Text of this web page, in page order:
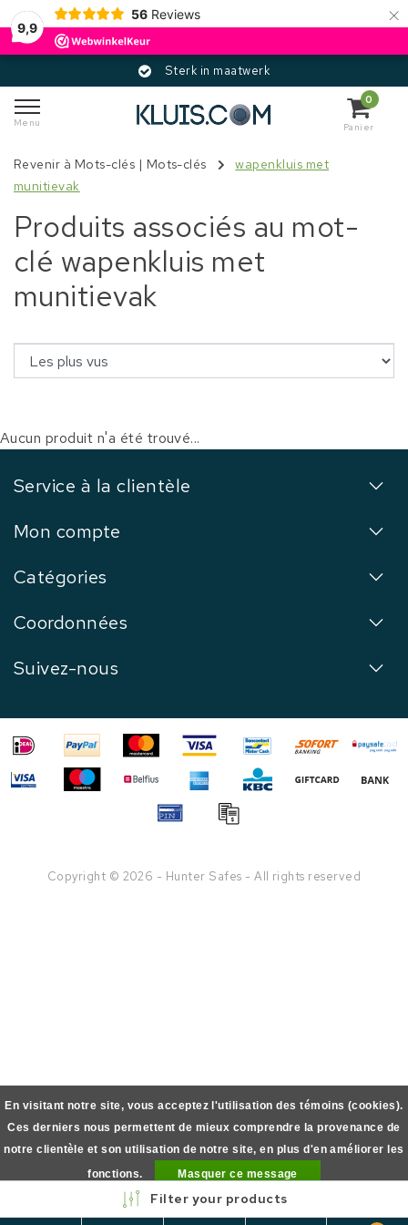
9,9
56 Reviews ×
Sterk in maatwerk
Menu
0
Panier
Revenir à Mots-clés | Mots-clés
wapenkluis met
munitievak
Produits associés au mot-
clé wapenkluis met
munitievak
Aucun produit n'a été trouvé...
Service à la clientèle
Mon compte
Catégories
Coordonnées
Suivez-nous
Copyright © 2026 - Hunter Safes - All rights reserved
Filter your products
En visitant notre site, vous acceptez l'utilisation des témoins (cookies).
Ces derniers nous permettent de mieux comprendre la provenance de
notre clientèle et son utilisation de notre site, en plus d'en améliorer les
fonctions.
Masquer ce message
En savoir plus sur les témoins (cookies) »